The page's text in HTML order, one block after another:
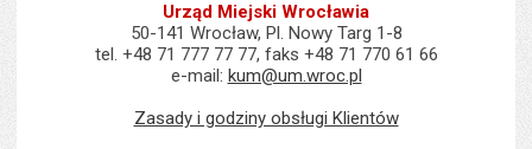
Urząd Miejski Wrocławia
50-141 Wrocław, Pl. Nowy Targ 1-8
tel. +48 71 777 77 77, faks +48 71 770 61 66
e-mail: kum@um.wroc.pl
Zasady i godziny obsługi Klientów